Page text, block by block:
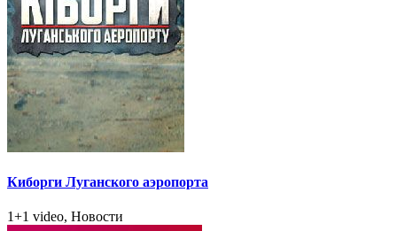
Киборги Луганского аэропорта
1+1 video, Новости